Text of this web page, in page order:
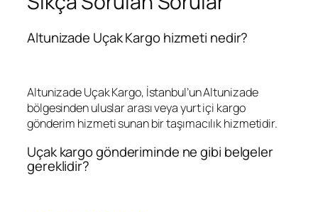
Altunizade Uçak Kargo hizmeti nedir?
Altunizade Uçak Kargo, İstanbul’un Altunizade
bölgesinden uluslar arası veya yurt içi kargo
gönderim hizmeti sunan bir taşımacılık hizmetidir.
Uçak kargo gönderiminde ne gibi belgeler
gereklidir?